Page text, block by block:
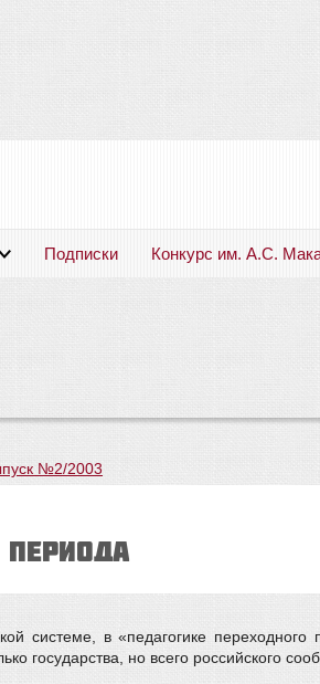
Подписки Конкурс им. А.С.
№2/2003
системе, в «педагогике
государства, но всего российского